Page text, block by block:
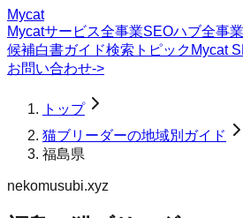
Mycat
Mycatサービス全事業SEOハブ全事
候補白書ガイド検索トピック Mycat
お問い合わせ->
トップ
猫ブリーダーの地域別ガイド
福島県
nekomusubi.xyz